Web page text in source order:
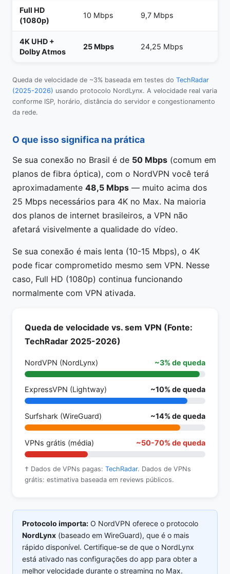
Full HD
(1080p)
10 Mbps 9,7 Mbps
4K UHD +
Dolby Atmos
25 Mbps 24,25 Mbps
Queda de velocidade de ~3% baseada em testes do TechRadar
(2025-2026) usando protocolo NordLynx. A velocidade real varia
conforme ISP, horário, distância do servidor e congestionamento
da rede.
O que isso significa na prática
Se sua conexão no Brasil é de 50 Mbps (comum em
planos de fibra óptica), com o NordVPN você terá
aproximadamente 48,5 Mbps — muito acima dos
25 Mbps necessários para 4K no Max. Na maioria
dos planos de internet brasileiros, a VPN não
afetará visivelmente a qualidade do vídeo.
Se sua conexão é mais lenta (10-15 Mbps), o 4K
pode ficar comprometido mesmo sem VPN. Nesse
caso, Full HD (1080p) continua funcionando
normalmente com VPN ativada.
Queda de velocidade vs. sem VPN (Fonte:
TechRadar 2025-2026)
NordVPN (NordLynx) ~3% de queda
ExpressVPN (Lightway) ~10% de queda
Surfshark (WireGuard) ~14% de queda
VPNs grátis (média) ~50-70% de queda
† Dados de VPNs pagas: TechRadar. Dados de VPNs
grátis: estimativa baseada em reviews públicos.
Protocolo importa: O NordVPN oferece o protocolo
NordLynx (baseado em WireGuard), que é o mais
rápido disponível. Certifique-se de que o NordLynx
está ativado nas configurações do app para obter a
melhor velocidade durante o streaming no Max.